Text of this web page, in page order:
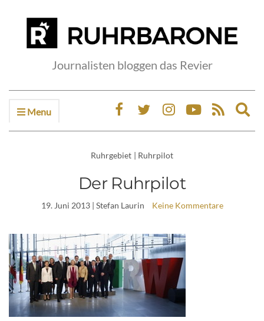
Journalisten bloggen das Revier
Menu
Ruhrgebiet | Ruhrpilot
Der Ruhrpilot
19. Juni 2013| Stefan Laurin Keine Kommentare